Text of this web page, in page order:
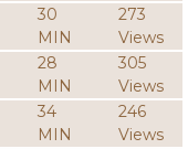
30
MIN
273
Views
28
MIN
305
Views
34
MIN
246
Views